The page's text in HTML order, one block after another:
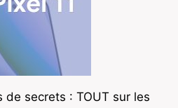
de secrets : TOUT sur les